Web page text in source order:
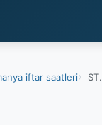
iftar saatleri